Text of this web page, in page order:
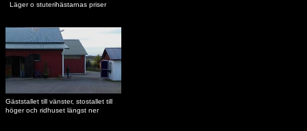
Läger o stuterihästarnas priser
Gäststallet till vänster, stostallet till
höger och ridhuset längst ner